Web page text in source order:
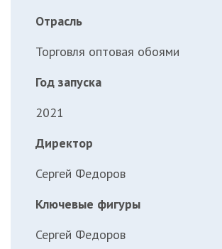
Отрасль
Торговля оптовая обоями
Год запуска
2021
Директор
Сергей Федоров
Ключевые фигуры
Сергей Федоров